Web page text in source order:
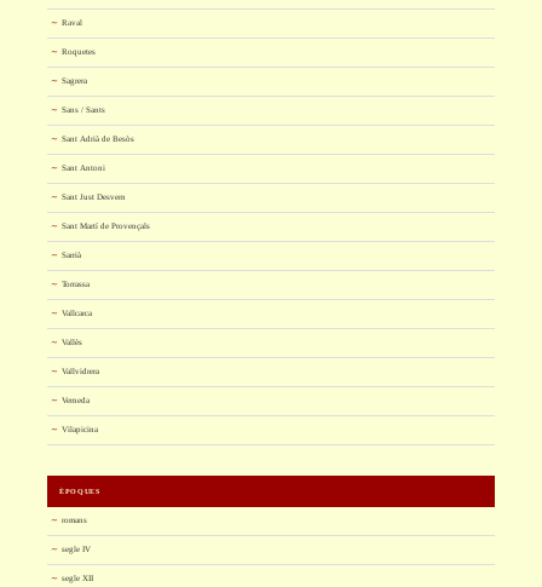
Raval
Roquetes
Sagrera
Sans / Sants
Sant Adrià de Besòs
Sant Antoni
Sant Just Desvern
Sant Martí de Provençals
Sarrià
Torrassa
Vallcarca
Vallès
Vallvidrera
Verneda
Vilapicina
ÈPOQUES
romans
segle IV
segle XII